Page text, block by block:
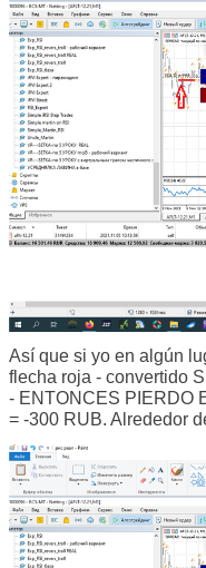
Así que si yo en algún
flecha roja - convertido
- ENTONCES PIERDO
= -300 RUB. Alrededor